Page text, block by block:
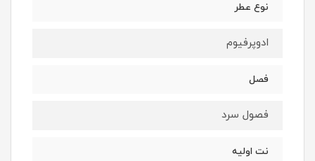
نوع عطر
ادوپرفيوم
فصل
فصول سرد
نت اوليه